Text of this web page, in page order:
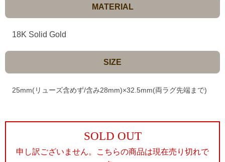
MATERIAL
18K Solid Gold
SIZE
25mm(リューズ含めず/含み28mm)×32.5mm(両ラグ先端まで)
SOLD OUT
申し訳ございません。こちらの商品は現在売り切れで